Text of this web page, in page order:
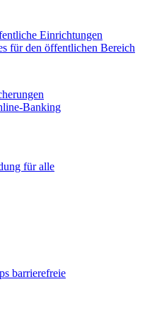
Einrichtungen
für den öffentlichen Bereich
Banking
für alle
barrierefreie